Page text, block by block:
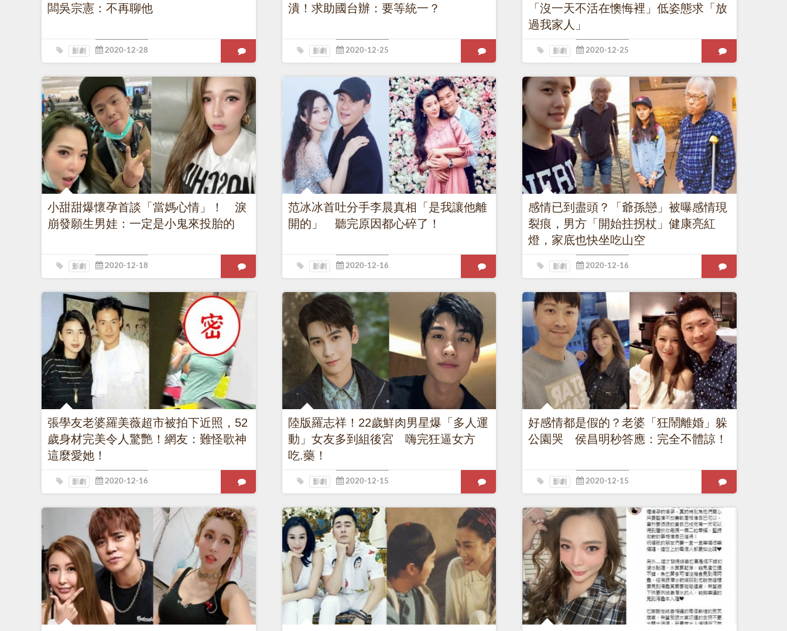
闆吳宗憲：不再聊他
影劇
潰！求助國台辦：要等統一？
影劇
「沒一天不活在懊悔裡」低姿態求「放
過我家人」
影劇
小甜甜爆懷孕首談「當媽心情」！ 淚
崩發願生男娃：一定是小鬼來投胎的
影劇
范冰冰首吐分手李晨真相「是我讓他離
開的」 聽完原因都心碎了！
影劇
感情已到盡頭？「爺孫戀」被曝感情現
裂痕，男方「開始拄拐杖」健康亮紅
燈，家底也快坐吃山空
影劇
張學友老婆羅美薇超市被拍下近照，52
歲身材完美令人驚艷！網友：難怪歌神
這麼愛她！
影劇
陸版羅志祥！22歲鮮肉男星爆「多人運
動」女友多到組後宮 嗨完狂逼女方
吃.藥！
影劇
好感情都是假的？老婆「狂鬧離婚」躲
公園哭 侯昌明秒答應：完全不體諒！
影劇